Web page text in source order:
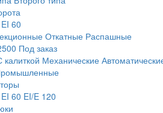
EI 60
Откатные Распашные
Под заказ
калиткой Механические
EI 60 EI/E 120